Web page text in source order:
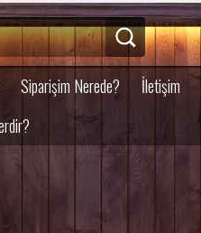
Siparişim Nerede?
İletişim